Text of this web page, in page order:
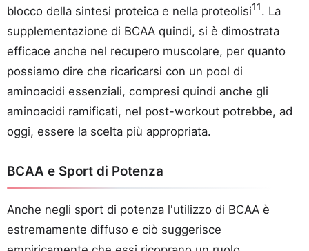
blocco della sintesi proteica e nella proteolisi11. La
supplementazione di BCAA quindi, si è dimostrata
efficace anche nel recupero muscolare, per quanto
possiamo dire che ricaricarsi con un pool di
aminoacidi essenziali, compresi quindi anche gli
aminoacidi ramificati, nel post-workout potrebbe, ad
oggi, essere la scelta più appropriata.
BCAA e Sport di Potenza
Anche negli sport di potenza l'utilizzo di BCAA è
estremamente diffuso e ciò suggerisce